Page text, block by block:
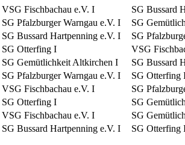
VSG Fischbachau e.V. I
SG Bussard
SG Pfalzburger Warngau e.V. I
SG
SG Bussard Hartpenning e.V. I
SG
SG Otterfing I
VSG
SG Gemütlichkeit Altkirchen I
SG Bussard
SG Pfalzburger Warngau e.V. I
SG Otterfing
VSG Fischbachau e.V. I
SG
SG Otterfing I
SG
VSG Fischbachau e.V. I
SG
SG Bussard Hartpenning e.V. I SG Otterfing